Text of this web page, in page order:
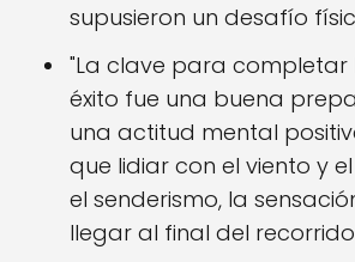
supusieron un desafío
"La clave para completar
éxito fue una buena
una actitud mental
que lidiar con el viento y
el senderismo, la
llegar al final del